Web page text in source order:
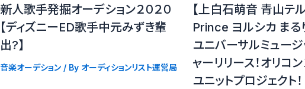
新人歌手発掘オーデション２０２０
【ディズニーED歌手中元みずき輩
出?】
音楽オーデション/ By オーディションリスト運営局
【上白石萌音 青山テ
Prince ヨルシカ まる
ユニバーサルミュー
ャーリリース！オリコ
ユニットプロジェクト！